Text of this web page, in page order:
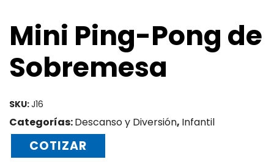
Mini Ping-Pong de
Sobremesa
SKU:J16
Categorías:Descanso y Diversión, Infantil
COTIZAR